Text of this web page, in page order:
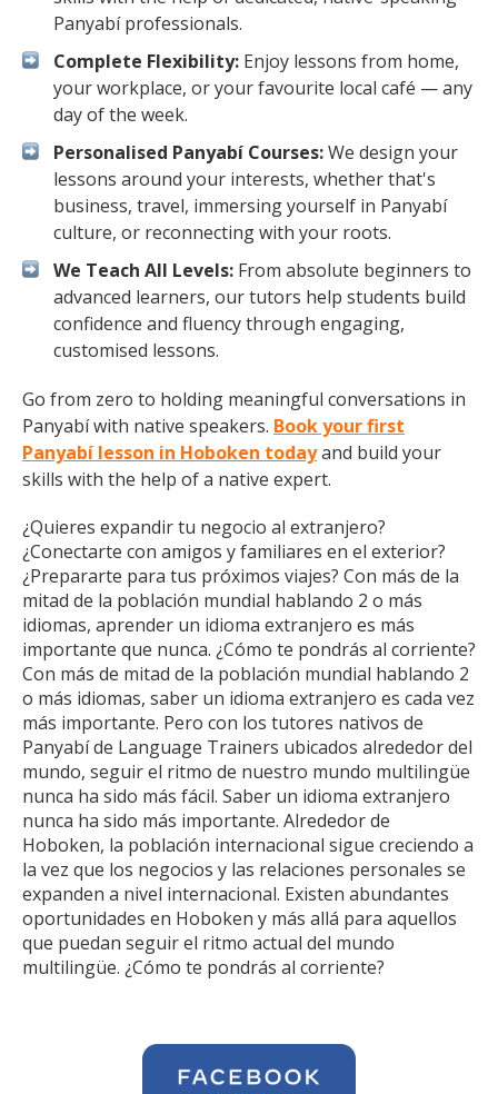
Panyabí professionals.
Complete Flexibility: Enjoy lessons from home,
your workplace, or your favourite local café — any
day of the week.
Personalised Panyabí Courses:We design your
lessons around your interests, whether that's
business, travel, immersing yourself in Panyabí
culture, or reconnecting with your roots.
We Teach All Levels: From absolute beginners to
advanced learners, our tutors help students build
confidence and fluency through engaging,
customised lessons.
Go from zero to holding meaningful conversations in
Panyabí with native speakers. Book your first
Panyabí lesson in Hoboken todayand build your
skills with the help of a native expert.
¿Quieres expandir tu negocio al extranjero?
¿Conectarte con amigos y familiares en el exterior?
¿Prepararte para tus próximos viajes? Con más de la
mitad de la población mundial hablando 2 o más
idiomas, aprender un idioma extranjero es más
importante que nunca. ¿Cómo te pondrás al corriente?
Con más de mitad de la población mundial hablando 2
o más idiomas, saber un idioma extranjero es cada vez
más importante. Pero con los tutores nativos de
Panyabí de Language Trainers ubicados alrededor del
mundo, seguir el ritmo de nuestro mundo multilingüe
nunca ha sido más fácil. Saber un idioma extranjero
nunca ha sido más importante. Alrededor de
Hoboken, la población internacional sigue creciendo a
la vez que los negocios y las relaciones personales se
expanden a nivel internacional. Existen abundantes
oportunidades en Hoboken y más allá para aquellos
que puedan seguir el ritmo actual del mundo
multilingüe. ¿Cómo te pondrás al corriente?